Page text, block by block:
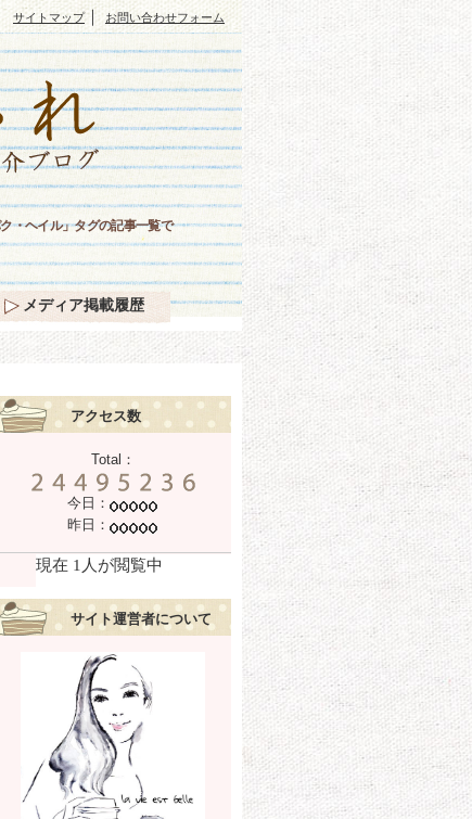
アクセス数
Total：
今日：
昨日：
サイト運営者について
・ヘイル」タグの記事一覧で
サイトマップ｜ お問い合わせフォーム
メディア掲載履歴